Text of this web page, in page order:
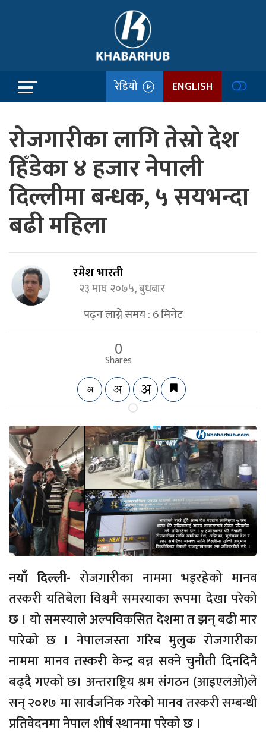
रेडियो ENGLISH
रोजगारीका लागि तेस्रो देश
हिँडेका ४ हजार नेपाली
दिल्लीमा बन्धक, ५ सयभन्दा
बढी महिला
रमेश भारती
२३ माघ २०७५, बुधबार
पढ्न लाग्ने समय :6मिनेट
0
Shares
नयाँ दिल्ली- रोजगारीका नाममा भइरहेको मानव
तस्करी यतिबेला विश्वमै समस्याका रूपमा देखा परेको
छ । यो समस्याले अल्पविकसित देशमा त झन् बढी मार
पारेको छ । नेपालजस्ता गरिब मुलुक रोजगारीका
नाममा मानव तस्करी केन्द्र बन्न सक्ने चुनौती दिनदिनै
बढ्दै गएको छ। अन्तराष्ट्रिय श्रम संगठन (आइएलओ)ले
सन् २०१७ मा सार्वजनिक गरेको मानव तस्करी सम्बन्धी
प्रतिवेदनमा नेपाल शीर्ष स्थानमा परेको छ ।